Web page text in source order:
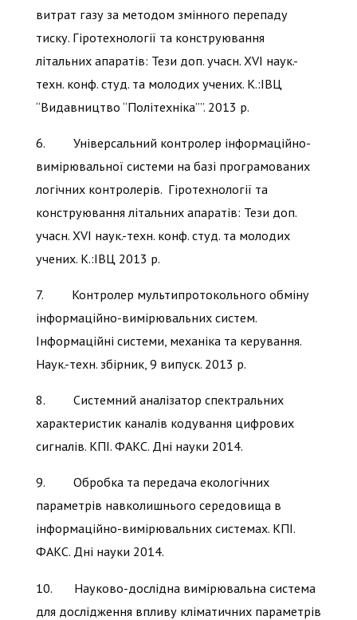
витрат газу за методом змінного перепаду
тиску. Гіротехнології та конструювання
літальних апаратів: Тези доп. учасн. XVI наук.-
техн. конф. студ. та молодих учених. К.:ІВЦ
“Видавництво “Політехніка””. 2013 р.
6. Універсальний контролер інформаційно-
вимірювальної системи на базі програмованих
логічних контролерів. Гіротехнології та
конструювання літальних апаратів: Тези доп.
учасн. XVI наук.-техн. конф. студ. та молодих
учених. К.:ІВЦ 2013 р.
7. Контролер мультипротокольного обміну
інформаційно-вимірювальних систем.
Інформаційні системи, механіка та керування.
Наук.-техн. збірник, 9 випуск. 2013 р.
8. Системний аналізатор спектральних
характеристик каналів кодування цифрових
сигналів. КПІ. ФАКС. Дні науки 2014.
9. Обробка та передача екологічних
параметрів навколишнього середовища в
інформаційно-вимірювальних системах. КПІ.
ФАКС. Дні науки 2014.
10. Науково-дослідна вимірювальна система
для дослідження впливу кліматичних параметрів